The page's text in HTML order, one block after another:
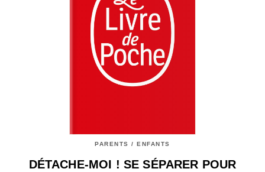
PARENTS / ENFANTS
DÉTACHE-MOI ! SE SÉPARER POUR